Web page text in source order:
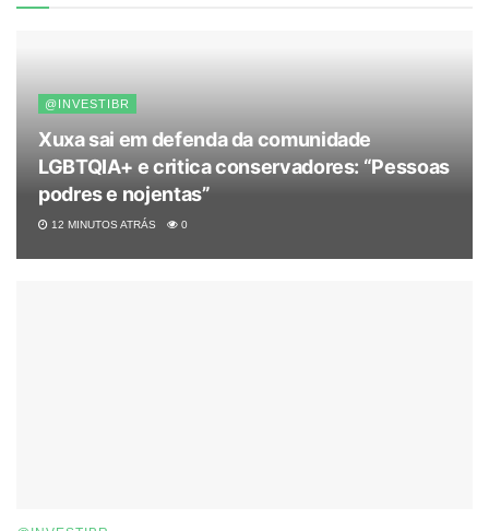
@INVESTIBR
Xuxa sai em defenda da comunidade
LGBTQIA+ e critica conservadores: “Pessoas
podres e nojentas”
12 MINUTOS ATRÁS 0